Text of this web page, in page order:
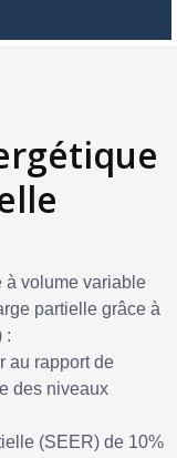
à volume variable
partielle grâce à
:
au rapport de
des niveaux
(SEER) de 10%